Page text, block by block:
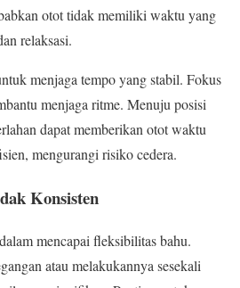
otot tidak memiliki waktu yang
relaksasi.
menjaga tempo yang stabil. Fokus
menjaga ritme. Menuju posisi
dapat memberikan otot waktu
mengurangi risiko cedera.
Konsisten
mencapai fleksibilitas bahu.
atau melakukannya sesekali